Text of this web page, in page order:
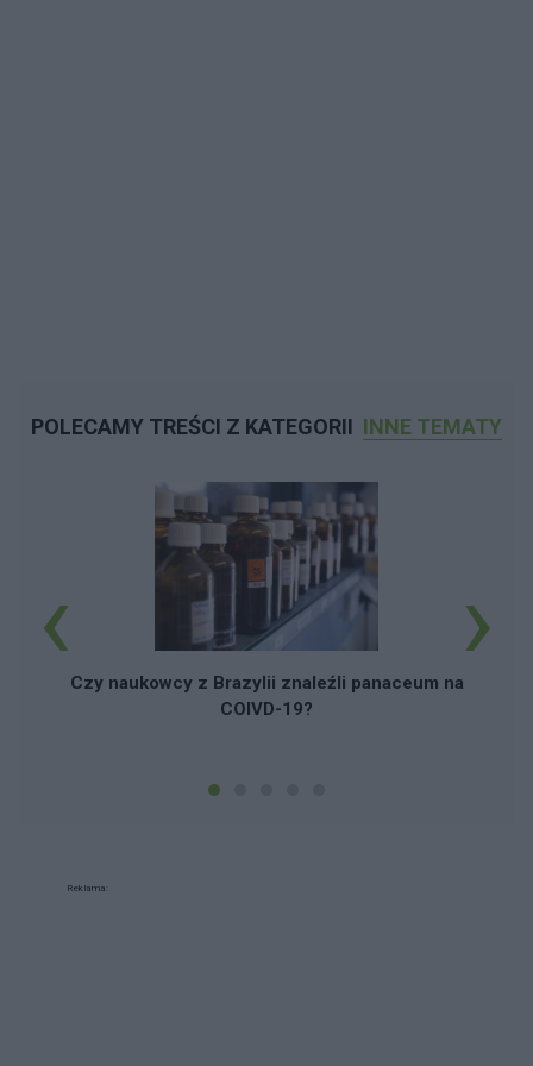
POLECAMY TREŚCI Z KATEGORII INNE TEMATY
Czy naukowcy z Brazylii znaleźli panaceum na
COIVD-19?
‹ ›
Reklama: